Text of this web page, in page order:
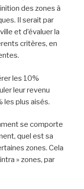
des zones à
Il serait par
et d’évaluer la
critères, en
les 10%
leur revenu
les plus aisés.
se comporte
quel est sa
zones. Cela
» zones, par